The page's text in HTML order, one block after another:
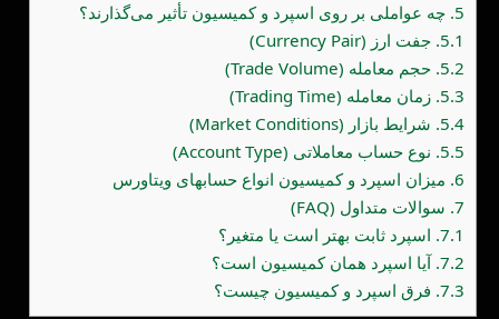
5. چه عواملی بر روی اسپرد و کمیسیون تأثیر می‌گذارند؟
5.1. جفت ارز (Currency Pair)
5.2. حجم معامله (Trade Volume)
5.3. زمان معامله (Trading Time)
5.4. شرایط بازار (Market Conditions)
5.5. نوع حساب معاملاتی (Account Type)
6. میزان اسپرد و کمیسیون انواع حسابهای ویتاورس
7. سوالات متداول (FAQ)
7.1. اسپرد ثابت بهتر است یا متغیر؟
7.2. آیا اسپرد همان کمیسیون است؟
7.3. فرق اسپرد و کمیسیون چیست؟